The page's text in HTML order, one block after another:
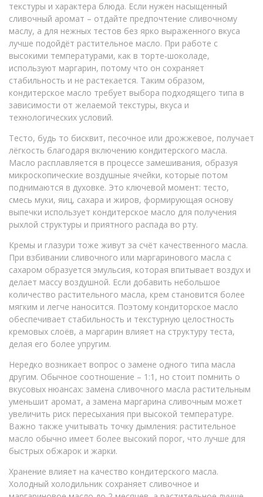
текстуры и характера блюда. Если нужен насыщенный
сливочный аромат – отдайте предпочтение сливочному
маслу, а для нежных тестов без ярко выраженного вкуса
лучше подойдёт растительное масло. При работе с
высокими температурами, как в торте‑шоколаде,
используют маргарин, потому что он сохраняет
стабильность и не растекается. Таким образом,
кондитерское масло требует выбора подходящего типа в
зависимости от желаемой текстуры, вкуса и
технологических условий.
Тесто, будь то бисквит, песочное или дрожжевое, получает
лёгкость благодаря включению кондитерского масла.
Масло расплавляется в процессе замешивания, образуя
микроскопические воздушные ячейки, которые потом
поднимаются в духовке. Это ключевой момент: тесто,
смесь муки, яиц, сахара и жиров, формирующая основу
выпечки использует кондитерское масло для получения
рыхлой структуры и приятного распада во рту.
Кремы и глазури тоже живут за счёт качественного масла.
При взбивании сливочного или маргаринового масла с
сахаром образуется эмульсия, которая впитывает воздух и
делает массу воздушной. Если добавить небольшое
количество растительного масла, крем становится более
мягким и легче наносится. Поэтому кондиторское масло
обеспечивает стабильность и текстурную целостность
кремовых слоёв, а маргарин влияет на структуру теста,
делая его более упругим.
Нередко возникает вопрос о замене одного типа масла
другим. Обычное соотношение – 1:1, но стоит помнить о
вкусовых нюансах: замена сливочного масла растительным
уменьшит аромат, а замена маргарина сливочным может
увеличить риск пересыхания при высокой температуре.
Важно также учитывать точку дымления: растительное
масло обычно имеет более высокий порог, что лучше для
быстрых обжарок и жарки.
Хранение влияет на качество кондитерского масла.
Холодный холодильник сохраняет сливочное и